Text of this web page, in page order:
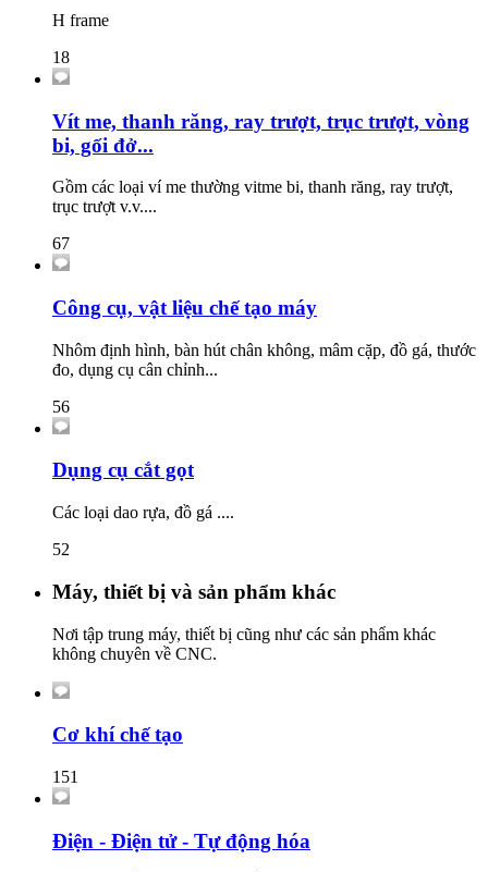
H frame
18
Vít me, thanh răng, ray trượt, trục trượt, vòng
bi, gối đở...
Gồm các loại ví me thường vitme bi, thanh răng, ray trượt,
trục trượt v.v....
67
Công cụ, vật liệu chế tạo máy
Nhôm định hình, bàn hút chân không, mâm cặp, đồ gá, thước
đo, dụng cụ cân chỉnh...
56
Dụng cụ cắt gọt
Các loại dao rựa, đồ gá ....
52
Máy, thiết bị và sản phẩm khác
Nơi tập trung máy, thiết bị cũng như các sản phẩm khác
không chuyên về CNC.
Cơ khí chế tạo
151
Điện - Điện tử - Tự động hóa